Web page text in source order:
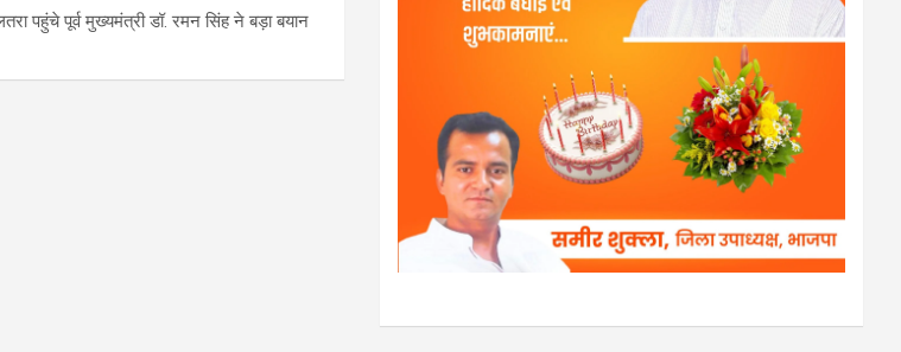
पहुंचे पूर्व मुख्यमंत्री डॉ. रमन सिंह ने बड़ा बयान